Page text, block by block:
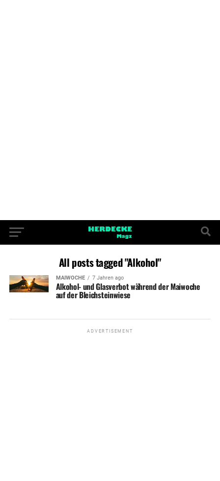
All posts tagged "Alkohol"
MAIWOCHE 7 Jahren ago
Alkohol- und Glasverbot während der Maiwoche
auf der Bleichsteinwiese
ADVERTISEMENT